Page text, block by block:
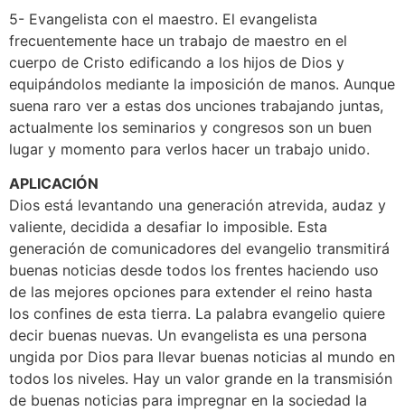
5- Evangelista con el maestro. El evangelista
frecuentemente hace un trabajo de maestro en el
cuerpo de Cristo edificando a los hijos de Dios y
equipándolos mediante la imposición de manos. Aunque
suena raro ver a estas dos unciones trabajando juntas,
actualmente los seminarios y congresos son un buen
lugar y momento para verlos hacer un trabajo unido.
APLICACIÓN
Dios está levantando una generación atrevida, audaz y
valiente, decidida a desafiar lo imposible. Esta
generación de comunicadores del evangelio transmitirá
buenas noticias desde todos los frentes haciendo uso
de las mejores opciones para extender el reino hasta
los confines de esta tierra. La palabra evangelio quiere
decir buenas nuevas. Un evangelista es una persona
ungida por Dios para llevar buenas noticias al mundo en
todos los niveles. Hay un valor grande en la transmisión
de buenas noticias para impregnar en la sociedad la